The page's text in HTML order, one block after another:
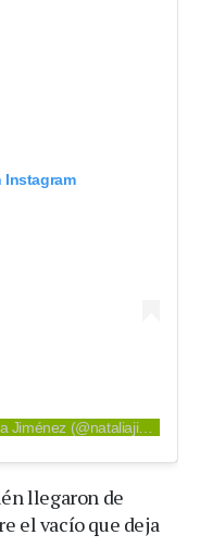
Instagram
Una publicación compartida de Natalia Jiménez (@nataliajimenezoficial)
llegaron de
el vacío que deja